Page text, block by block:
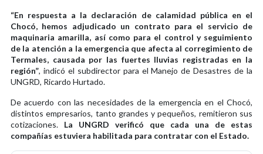
“En respuesta a la declaración de calamidad pública en el
Chocó, hemos adjudicado un contrato para el servicio de
maquinaria amarilla, así como para el control y seguimiento
de la atención a la emergencia que afecta al corregimiento de
Termales, causada por las fuertes lluvias registradas en la
región”, indicó el subdirector para el Manejo de Desastres de la
UNGRD, Ricardo Hurtado.
De acuerdo con las necesidades de la emergencia en el Chocó,
distintos empresarios, tanto grandes y pequeños, remitieron sus
cotizaciones. La UNGRD verificó que cada una de estas
compañías estuviera habilitada para contratar con el Estado.